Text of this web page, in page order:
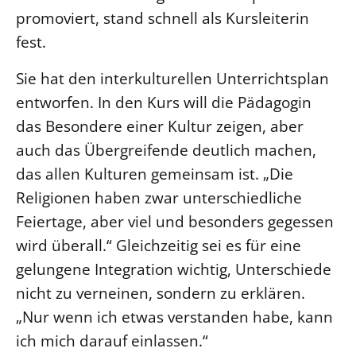
promoviert, stand schnell als Kursleiterin
fest.
Sie hat den interkulturellen Unterrichtsplan
entworfen. In den Kurs will die Pädagogin
das Besondere einer Kultur zeigen, aber
auch das Übergreifende deutlich machen,
das allen Kulturen gemeinsam ist. „Die
Religionen haben zwar unterschiedliche
Feiertage, aber viel und besonders gegessen
wird überall.“ Gleichzeitig sei es für eine
gelungene Integration wichtig, Unterschiede
nicht zu verneinen, sondern zu erklären.
„Nur wenn ich etwas verstanden habe, kann
ich mich darauf einlassen.“